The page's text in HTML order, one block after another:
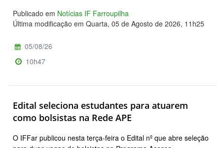
Publicado em Notícias IF Farroupilha
Última modificação em Quarta, 05 de Agosto de 2026, 11h25
05/08/26
10h47
Edital seleciona estudantes para atuarem
como bolsistas na Rede APE
O IFFar publicou nesta terça-feira o Edital nº que abre seleção